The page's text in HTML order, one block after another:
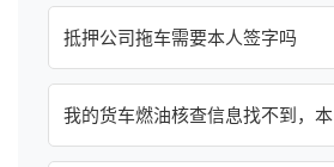
抵押公司拖车需要本人签字吗
我的货车燃油核查信息找不到，本